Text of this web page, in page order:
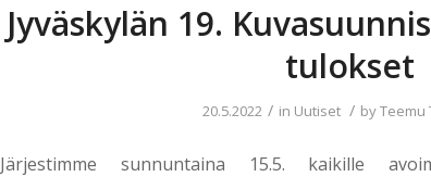
Jyväskylän 19.
tulokset
20.5.2022 / in Uutiset / byTeemu
Järjestimme sunnuntaina 15.5. kaikille